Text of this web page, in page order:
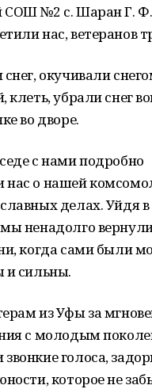
СОШ №2 с. Шаран Г. Ф.
нас, ветеранов
окучивали
клеть, убрали снег
во дворе.
с нами подробно
нас о нашей
делах. Уйдя в
ненадолго
когда сами были
и сильны.
из Уфы за
с молодым
голоса,
которое не